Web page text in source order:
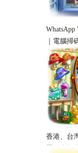
｜電腦掃
析
香港、台
置同步設